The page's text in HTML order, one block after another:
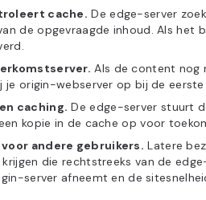
cache. De edge-server
de opgevraagde inhoud. Als het
Als de content nog
origin-webserver op bij de eerste
caching. De edge-server stuurt
kopie in de cache op voor
andere gebruikers. Latere
die rechtstreeks van de
server afneemt en de